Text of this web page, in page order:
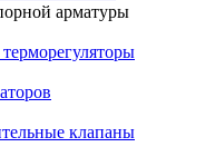
арматуры
клапаны